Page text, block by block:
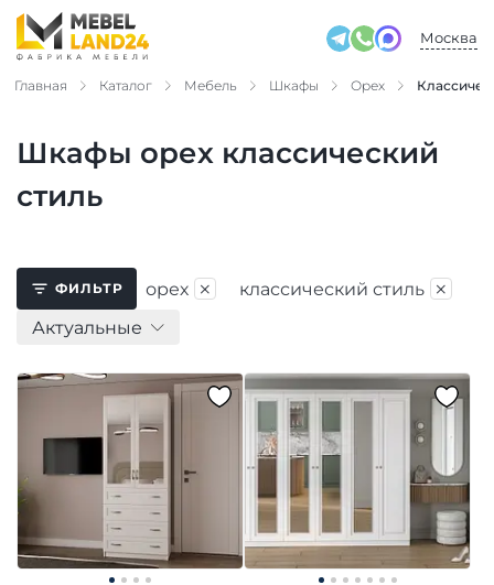
Москва
Главная Каталог Мебель Шкафы Орех
Шкафы орех классический
стиль
ФИЛЬТР орех × классический стиль ×
Актуальные